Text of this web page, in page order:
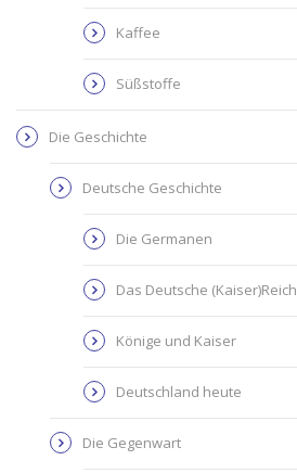
Kaffee
Süßstoffe
Die Geschichte
Deutsche Geschichte
Die Germanen
Das Deutsche (Kaiser)Reich
Könige und Kaiser
Deutschland heute
Die Gegenwart